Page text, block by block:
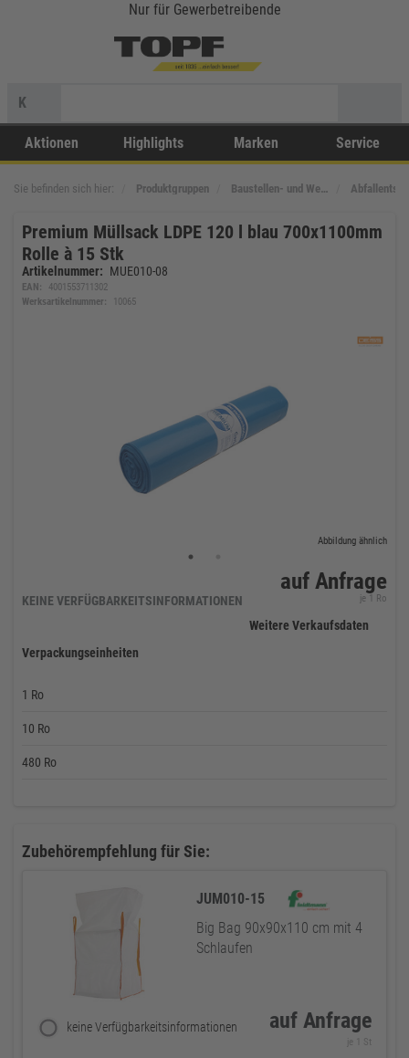
Nur für Gewerbetreibende
K
Aktionen Highlights Marken Service
Sie befinden sich hier: Produktgruppen Baustellen- und We…
Premium Müllsack LDPE 120 l blau 700x1100mm
Rolle à 15 Stk
Artikelnummer: MUE010-08
EAN:
4001553711302
Werksartikelnummer:
10065
Abbildung ähnlich
auf Anfrage
KEINE VERFÜGBARKEITSINFORMATIONEN je 1 Ro
Weitere Verkaufsdaten
Verpackungseinheiten
1 Ro
10 Ro
480 Ro
Zubehörempfehlung für Sie:
JUM010-15
Big Bag 90x90x110 cm mit 4
Schlaufen
keine Verfügbarkeitsinformationen auf Anfrage
je 1 St